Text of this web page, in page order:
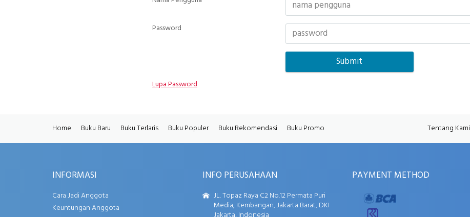
Password
Lupa Password
Home Buku Baru Buku Terlaris Buku Populer Buku Rekomendasi Buku Promo Tentang Kami
INFORMASI
Cara Jadi Anggota
Keuntungan Anggota
INFO PERUSAHAAN
JL. Topaz Raya C2 No.12 Permata Puri
Media, Kembangan, Jakarta Barat, DKI
PAYMENT METHOD